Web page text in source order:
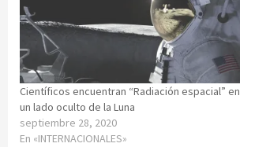
Científicos encuentran “Radiación espacial” en
un lado oculto de la Luna
septiembre 28, 2020
En «INTERNACIONALES»